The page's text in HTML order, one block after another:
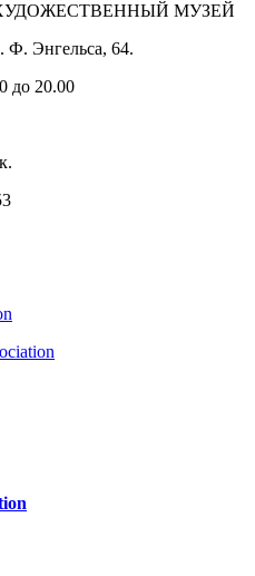
МУЗЕЙ
Ф. Энгельса, 64.
до 20.00